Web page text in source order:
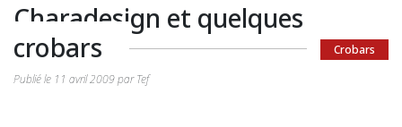
Charadesign et quelques
crobars
Crobars
Publié le 11 avril 2009 par Tef